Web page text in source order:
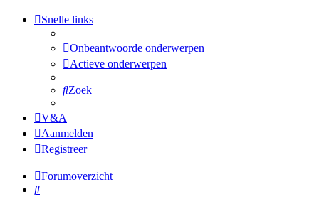
Snelle links
Onbeantwoorde onderwerpen
Actieve onderwerpen
Zoek
V&A
Aanmelden
Registreer
Forumoverzicht
Zoek